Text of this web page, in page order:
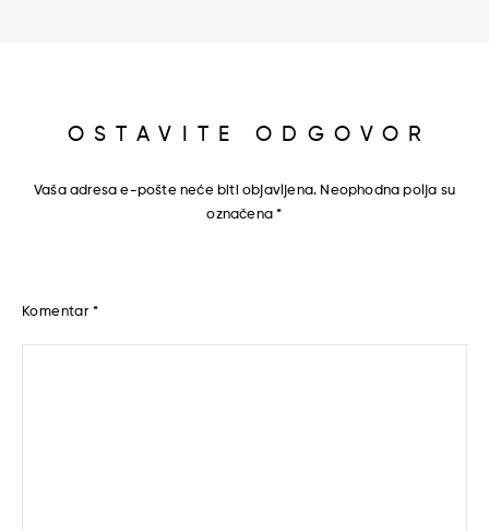
OSTAVITE ODGOVOR
Vaša adresa e-pošte neće biti objavljena. Neophodna polja su
označena*
Komentar *